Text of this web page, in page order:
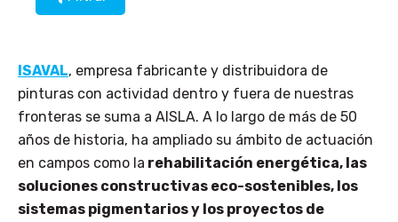
ISAVAL, empresa fabricante y distribuidora de
pinturas con actividad dentro y fuera de nuestras
fronteras se suma a AISLA. A lo largo de más de 50
años de historia, ha ampliado su ámbito de actuación
en campos como la rehabilitación energética, las
soluciones constructivas eco-sostenibles, los
sistemas pigmentarios y los proyectos de